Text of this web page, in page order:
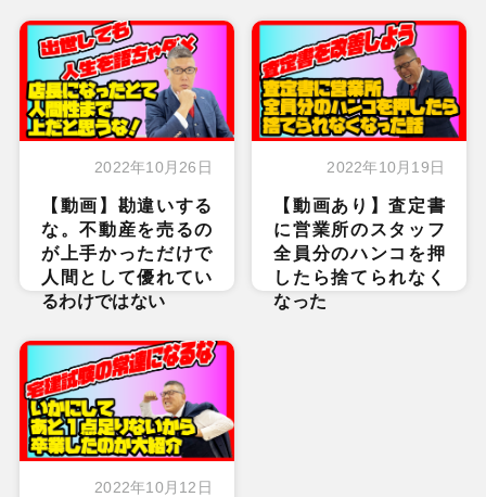
2022年10月26日
【動画】勘違いする
な。不動産を売るの
が上手かっただけで
人間として優れてい
るわけではない
2022年10月19日
【動画あり】査定書
に営業所のスタッフ
全員分のハンコを押
したら捨てられなく
なった
2022年10月12日